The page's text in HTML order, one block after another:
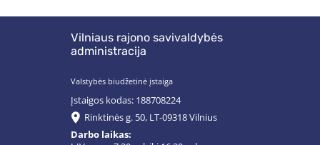
Vilniaus rajono savivaldybės
administracija
Valstybės biudžetinė įstaiga
Įstaigos kodas: 188708224
Rinktinės g. 50, LT-09318 Vilnius
Darbo laikas: